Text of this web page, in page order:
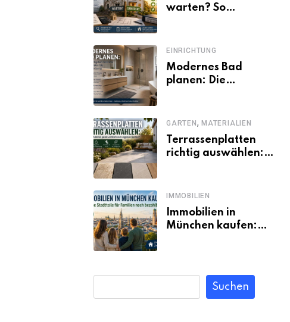
warten? So
unsicherer Kosten,
Zinsen und
Förderbedingungen
EINRICHTUNG
Modernes Bad
planen: Die
Umsetzung
GARTEN, MATERIALIEN
Terrassenplatten
richtig auswählen:
eigenen Garten?
IMMOBILIEN
Immobilien in
München kaufen:
Suchen